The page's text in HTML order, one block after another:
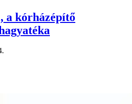
a kórházépítő